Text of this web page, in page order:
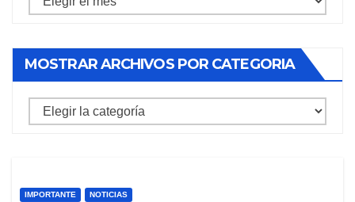
por
mes
MOSTRAR ARCHIVOS POR CATEGORIA
mostrar
IMPORTANTE NOTICIAS